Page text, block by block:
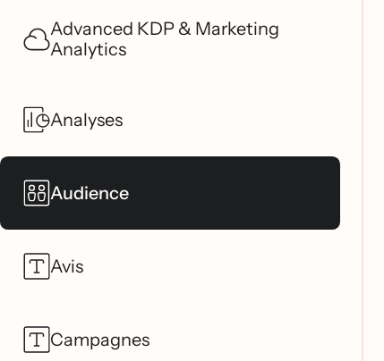
Advanced KDP & Marketing
Analytics
Analyses
Audience
Avis
Campagnes